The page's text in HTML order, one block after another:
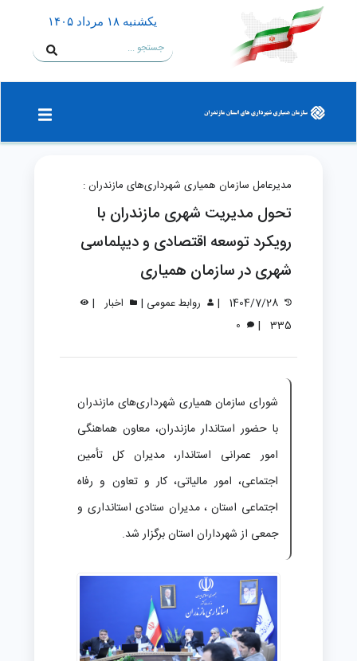
يكشنبه ۱۸ مرداد ۱۴۰۵
مدیرعامل سازمان همیاری شهرداری‌های مازندران :
تحول مدیریت شهری مازندران با
رویکرد توسعه اقتصادی و دیپلماسی
شهری در سازمان همیاری
1404/7/28
| روابط عمومی | اخبار |
335
|
شورای سازمان همیاری شهرداری‌های مازندران
با حضور استاندار مازندران، معاون هماهنگی
امور عمرانی استاندار، مدیران کل تأمین
اجتماعی، امور مالیاتی، کار و تعاون و رفاه
اجتماعی استان ، مدیران ستادی استانداری و
جمعی از شهرداران استان برگزار شد.